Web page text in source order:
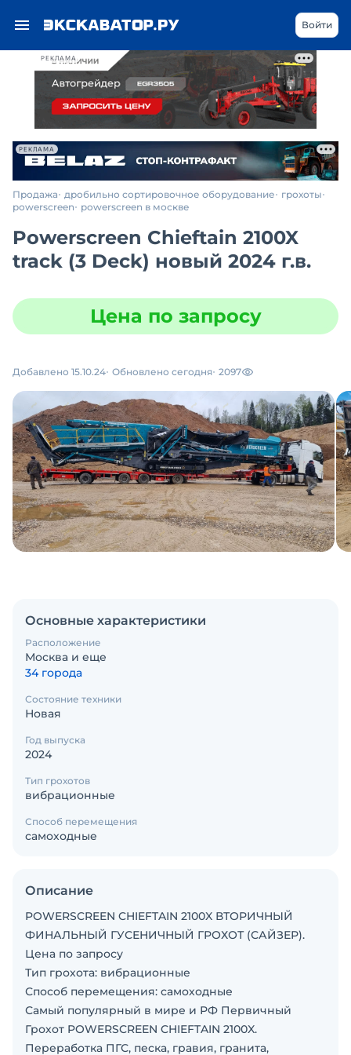
РЕКЛАМА
Войти
РЕКЛАМА
Продажа дробильно сортировочное оборудование
грохоты
powerscreen
powerscreen в москве
Powerscreen Chieftain 2100X
track (3 Deck) новый 2024 г.в.
Цена по запросу
Добавлено 15.10.24 Обновлено сегодня 2097
Основные характеристики
Расположение
Москва и еще
34 города
Состояние техники
Новая
Год выпуска
2024
Тип грохотов
вибрационные
Способ перемещения
самоходные
Описание
POWERSCREEN CHIEFTAIN 2100X ВТОРИЧНЫЙ
ФИНАЛЬНЫЙ ГУСЕНИЧНЫЙ ГРОХОТ (САЙЗЕР).
Цена по запросу
Тип грохота: вибрационные
Способ перемещения: самоходные
Самый популярный в мире и РФ Первичный
Грохот POWERSCREEN CHIEFTAIN 2100X.
Переработка ПГС, песка, гравия, гранита,